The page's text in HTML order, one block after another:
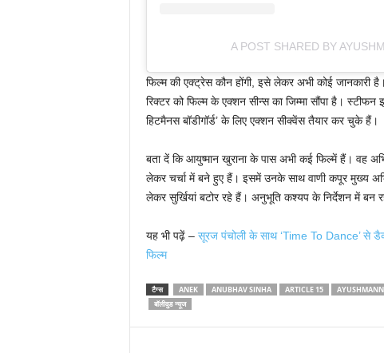
A POST SHARED BY
फिल्म की एक्ट्रेस कौन होंगी, इसे लेकर अभी कोई जानकारी
रिक्टर को फिल्म के एक्शन सीन्स का जिम्मा सौंपा है। स्टीफन
हिटमैनस बॉडीगॉर्ड’ के लिए एक्शन सीक्वेंस तैयार कर चुके हैं।
बता दें कि आयुष्मान खुराना के पास अभी कई फिल्में हैं। वह
लेकर चर्चा में बने हुए हैं। इसमें उनके साथ वाणी कपूर मुख्य
लेकर सुर्खियां बटोर रहे हैं। अनुभूति कश्यप के निर्देशन में बन
यह भी पढ़ें – सूरज पंचोली के साथ ‘Time To Dance’ से
फिल्म
टैग्स ANEK ANUBHAV SINHA ARTICLE 15
बॉलीवुड न्यूज